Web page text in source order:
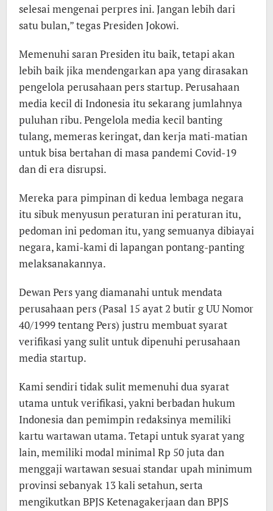
selesai mengenai perpres ini. Jangan lebih dari
satu bulan,” tegas Presiden Jokowi.
Memenuhi saran Presiden itu baik, tetapi akan
lebih baik jika mendengarkan apa yang dirasakan
pengelola perusahaan pers startup. Perusahaan
media kecil di Indonesia itu sekarang jumlahnya
puluhan ribu. Pengelola media kecil banting
tulang, memeras keringat, dan kerja mati-matian
untuk bisa bertahan di masa pandemi Covid-19
dan di era disrupsi.
Mereka para pimpinan di kedua lembaga negara
itu sibuk menyusun peraturan ini peraturan itu,
pedoman ini pedoman itu, yang semuanya dibiayai
negara, kami-kami di lapangan pontang-panting
melaksanakannya.
Dewan Pers yang diamanahi untuk mendata
perusahaan pers (Pasal 15 ayat 2 butir g UU Nomor
40/1999 tentang Pers) justru membuat syarat
verifikasi yang sulit untuk dipenuhi perusahaan
media startup.
Kami sendiri tidak sulit memenuhi dua syarat
utama untuk verifikasi, yakni berbadan hukum
Indonesia dan pemimpin redaksinya memiliki
kartu wartawan utama. Tetapi untuk syarat yang
lain, memiliki modal minimal Rp 50 juta dan
menggaji wartawan sesuai standar upah minimum
provinsi sebanyak 13 kali setahun, serta
mengikutkan BPJS Ketenagakerjaan dan BPJS